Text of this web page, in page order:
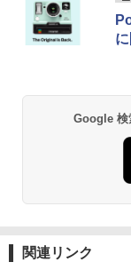
Google 検
関連リンク